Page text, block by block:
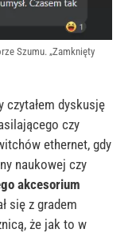
Szumu. „Zamknięty
czytałem dyskusję
czy
ethernet, gdy
naukowej czy
akcesorium
się z gradem
że jak to w